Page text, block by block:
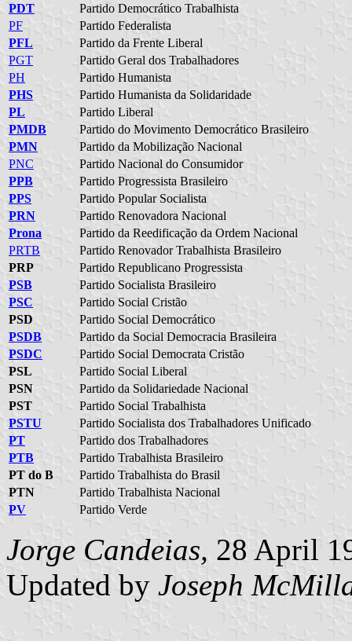
PDT
Partido Democrático Trabalhista
PF
Partido Federalista
PFL
Partido da Frente Liberal
PGT
Partido Geral dos Trabalhadores
PH
Partido Humanista
PHS
Partido Humanista da Solidaridade
PL
Partido Liberal
PMDB
Partido do Movimento Democrático Brasileiro
PMN
Partido da Mobilização Nacional
PNC
Partido Nacional do Consumidor
PPB
Partido Progressista Brasileiro
PPS
Partido Popular Socialista
PRN
Partido Renovadora Nacional
Prona
Partido da Reedificação da Ordem Nacional
PRTB
Partido Renovador Trabalhista Brasileiro
PRP
Partido Republicano Progressista
PSB
Partido Socialista Brasileiro
PSC
Partido Social Cristão
PSD
Partido Social Democrático
PSDB
Partido da Social Democracia Brasileira
PSDC
Partido Social Democrata Cristão
PSL
Partido Social Liberal
PSN
Partido da Solidariedade Nacional
PST
Partido Social Trabalhista
PSTU
Partido Socialista dos Trabalhadores Unificado
PT
Partido dos Trabalhadores
PTB
Partido Trabalhista Brasileiro
PT do B
Partido Trabalhista do Brasil
PTN
Partido Trabalhista Nacional
PV
Partido Verde
Jorge Candeias, 28 April
Updated by Joseph